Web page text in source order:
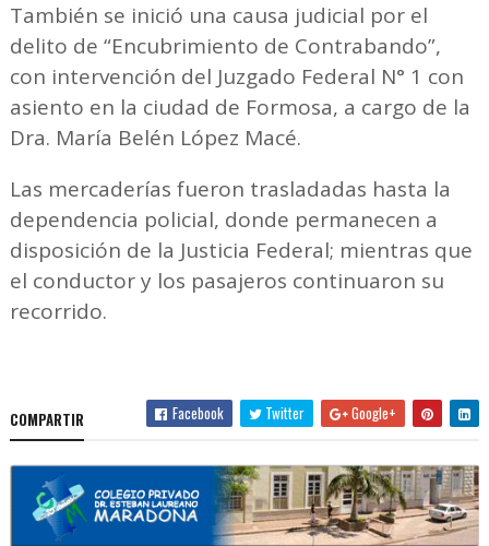
También se inició una causa judicial por el
delito de “Encubrimiento de Contrabando”,
con intervención del Juzgado Federal N° 1 con
asiento en la ciudad de Formosa, a cargo de la
Dra. María Belén López Macé.
Las mercaderías fueron trasladadas hasta la
dependencia policial, donde permanecen a
disposición de la Justicia Federal; mientras que
el conductor y los pasajeros continuaron su
recorrido.
COMPARTIR Facebook Twitter Google+